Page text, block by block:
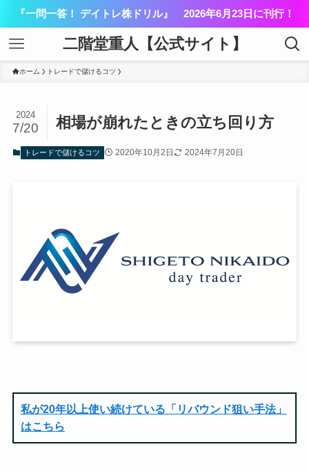
『一問一答！ デイトレ株ドリル』 2026年6月23日に刊行！
二階堂重人【公式サイト】
ホーム トレードで儲けるコツ
相場が崩れたときの立ち回り方
2024
7/20
トレードで儲けるコツ 2020年10月2日 2024年7月20日
私が20年以上使い続けている「リバウンド狙い手法」
はこちら